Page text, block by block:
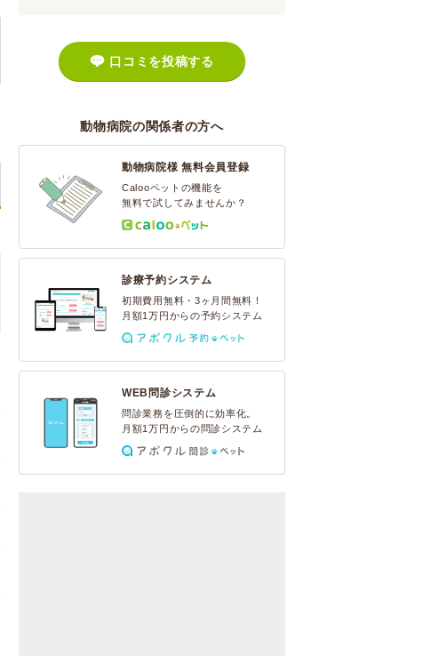
口コミを投稿する
動物病院の関係者の方へ
動物病院様 無料会員登録
Calooペットの機能を
無料で試してみませんか？
診療予約システム
初期費用無料・3ヶ月間無料！
月額1万円からの予約システム
WEB問診システム
問診業務を圧倒的に効率化。
月額1万円からの問診システム